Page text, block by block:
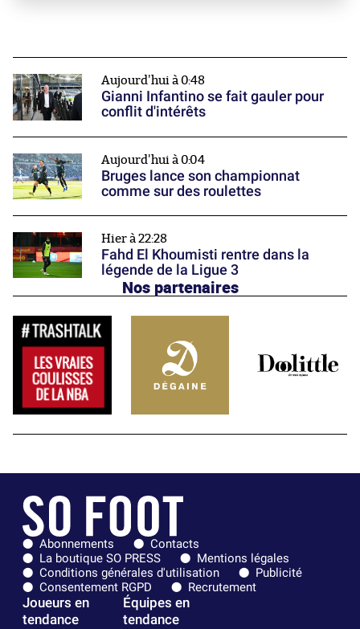
Aujourd'hui à 0:48
Gianni Infantino se fait gauler pour
conflit d'intérêts
Aujourd'hui à 0:04
Bruges lance son championnat
comme sur des roulettes
Hier à 22:28
Fahd El Khoumisti rentre dans la
légende de la Ligue 3
Nos partenaires
Abonnements
Contacts
La boutique SO PRESS
Mentions légales
Conditions générales d'utilisation
Publicité
Consentement RGPD
Recrutement
Joueurs en
tendance
Équipes en
tendance